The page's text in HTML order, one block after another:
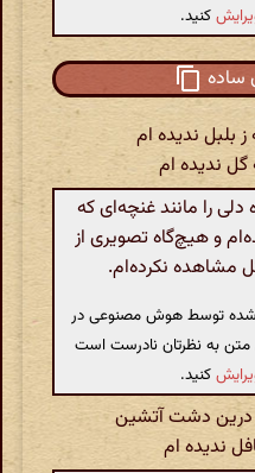
کنید.
ساده
بلبل ندیده ام
گل ندیده ام
را مانند غنچه‌ای که
و هیچ‌گاه تصویری از
مشاهده نکرده‌ام.
شده توسط هوش مصنوعی در
متن به نظرتان نادرست است
کنید.
درین دشت آتشین
ندیده ام